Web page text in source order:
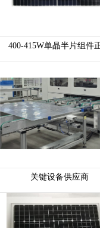
400-415W单晶半片组件
关键设备供应商